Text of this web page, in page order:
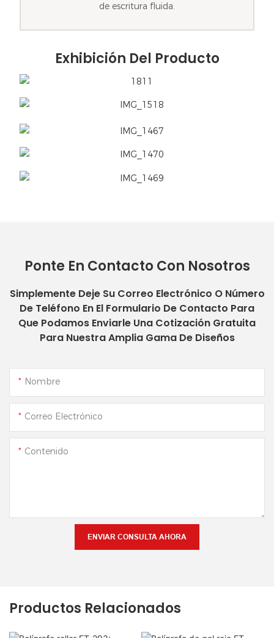
de escritura fluida.
Exhibición Del Producto
Ponte En Contacto Con Nosotros
Simplemente Deje Su Correo Electrónico O Número
De Teléfono En El Formulario De Contacto Para
Que Podamos Enviarle Una Cotización Gratuita
Para Nuestra Amplia Gama De Diseños
Nombre
Correo Electrónico
Contenido
ENVIAR CONSULTA AHORA
Productos Relacionados